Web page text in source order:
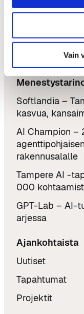
Vain
Tampere AI:n
Miksi Tampere
Yhteystiedot
Softlandia –
kasvua,
AI Champion –
rakennusalalle
Tampere AI -
000
GPT-Lab – AI-
arjessa
Ajankohtaista
Uutiset
Tapahtumat
Projektit